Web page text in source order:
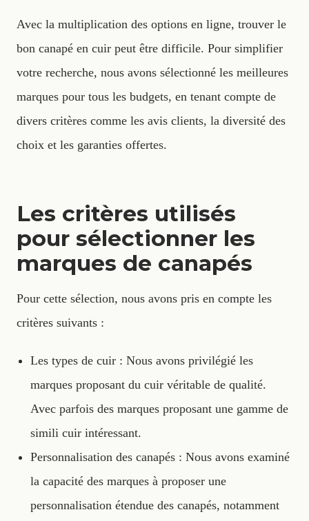
Avec la multiplication des options en ligne, trouver le
bon canapé en cuir peut être difficile. Pour simplifier
votre recherche, nous avons sélectionné les meilleures
marques pour tous les budgets, en tenant compte de
divers critères comme les avis clients, la diversité des
choix et les garanties offertes.
Les critères utilisés
pour sélectionner les
marques de canapés
Pour cette sélection, nous avons pris en compte les
critères suivants :
Les types de cuir : Nous avons privilégié les
marques proposant du cuir véritable de qualité.
Avec parfois des marques proposant une gamme de
simili cuir intéressant.
Personnalisation des canapés : Nous avons examiné
la capacité des marques à proposer une
personnalisation étendue des canapés, notamment